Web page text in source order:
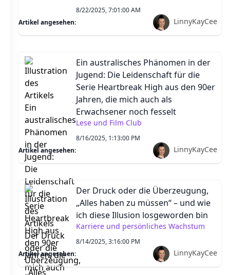
8/22/2025, 7:01:00 AM
Artikel angesehen:
LinnyKayCee
Ein australisches Phänomen in der
Jugend: Die Leidenschaft für die
Serie Heartbreak High aus den 90er
Jahren, die mich auch als
Erwachsener noch fesselt
Lese und Film Club
8/16/2025, 1:13:00 PM
Artikel angesehen:
LinnyKayCee
Der Druck oder die Überzeugung,
„Alles haben zu müssen“ – und wie
ich diese Illusion losgeworden bin
Karriere und persönliches Wachstum
8/14/2025, 3:16:00 PM
Artikel angesehen:
LinnyKayCee